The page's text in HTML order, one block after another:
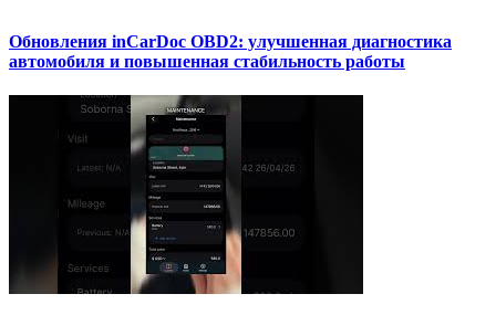
Обновления inCarDoc OBD2: улучшенная диагностика
автомобиля и повышенная стабильность работы